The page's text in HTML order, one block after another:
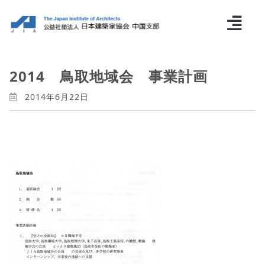
2014 鳥取地域会 事業計画
2014年6月22日